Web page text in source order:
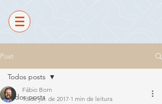
Post
Todos posts
Todos posts
Fábio Born
13 de jul. de 2017 1 min de leitura